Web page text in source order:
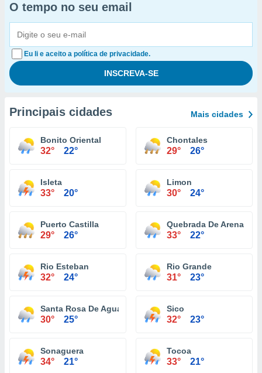
O tempo no seu email
Eu li e aceito a política de privacidade.
Principais cidades Mais cidades
Bonito Oriental
32° 22°
Chontales
29° 26°
Isleta
33° 20°
Limon
30° 24°
Puerto Castilla
29° 26°
Quebrada De Arena
33° 22°
Rio Esteban
32° 24°
Rio Grande
31° 23°
Santa Rosa De Aguan
30° 25°
Sico
32° 23°
Sonaguera
34° 21°
Tocoa
33° 21°